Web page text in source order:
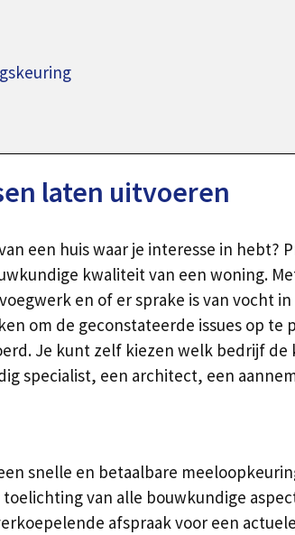
laten uitvoeren
een huis waar je interesse in hebt?
kwaliteit van een woning.
en of er sprake is van vocht in
om de geconstateerde issues op te
Je kunt zelf kiezen welk bedrijf de
specialist, een architect, een
snelle en betaalbare
van alle bouwkundige
afspraak voor een